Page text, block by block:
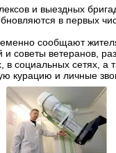
и выездных
в первых
сообщают
и советы ветеранов,
в социальных сетях,
курацию и личные